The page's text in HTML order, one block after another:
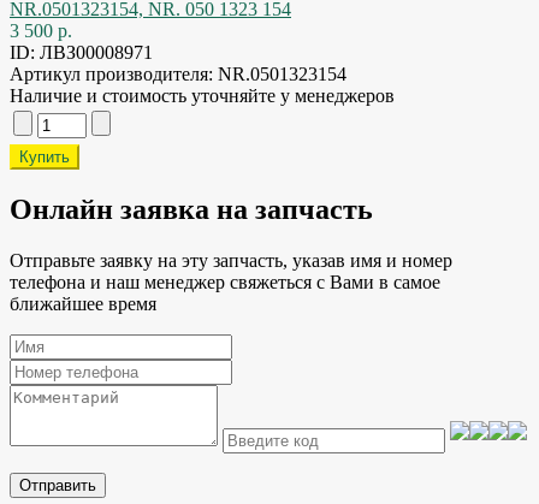
3 500 р.
ID: ЛВЗ00008971
Артикул производителя: NR.0501323154
Наличие и стоимость уточняйте у менеджеров
Онлайн заявка на запчасть
Отправьте заявку на эту запчасть, указав имя и номер
телефона и наш менеджер свяжеться с Вами в самое
ближайшее время
Отправить